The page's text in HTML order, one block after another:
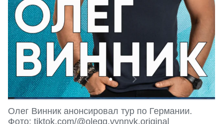
Олег Винник анонсировал тур по Германии.
Фото: tiktok.com/@olegg.vynnyk.original